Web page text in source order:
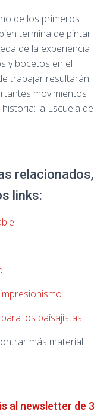
de los primeros
termina de pintar
de la experiencia
y bocetos en el
trabajar resultarán
movimientos
la Escuela de
relacionados,
links:
.
.
.
los paisajistas.
más material
al newsletter de 3